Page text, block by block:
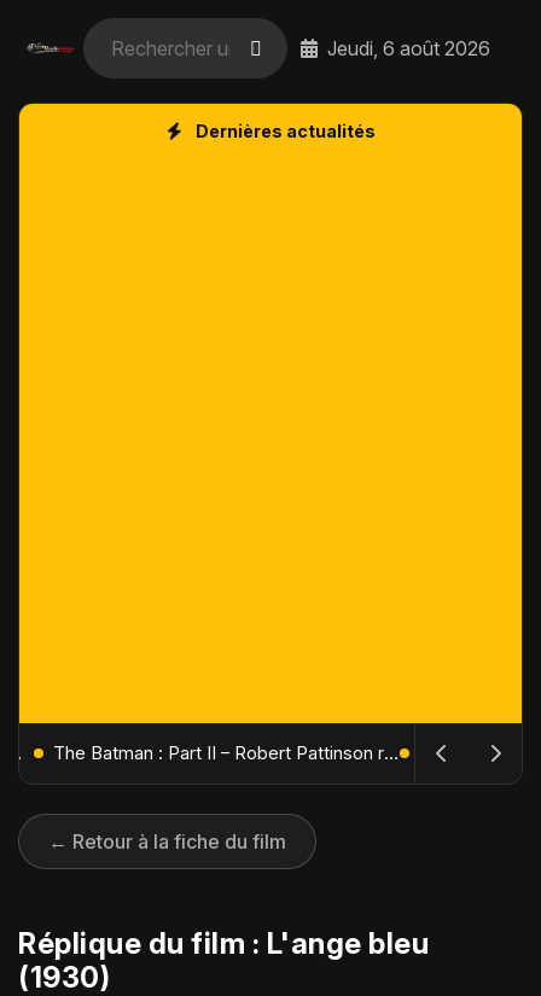
Jeudi, 6 août 2026
Dernières actualités
L'Âge de Glace : Le Réveil du Volcan – Manny, Sid et Diego de retour pour une aventure explosive The Batman : Part II – Robert Pattinson replonge dans les ténèbres de Gotham dès octobre 2027
← Retour à la fiche du film
Réplique du film : L'ange bleu
(1930)